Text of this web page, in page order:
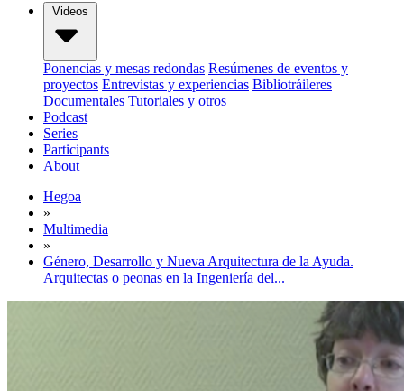
Videos
Ponencias y mesas redondas Resúmenes de eventos y
proyectos Entrevistas y experiencias Bibliotráileres
Documentales Tutoriales y otros
Podcast
Series
Participants
About
Hegoa
»
Multimedia
»
Género, Desarrollo y Nueva Arquitectura de la Ayuda.
Arquitectas o peonas en la Ingeniería del...